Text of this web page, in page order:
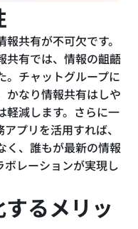
共有が不可欠です。
共有では、情報の齟齬
。チャットグループに
かなり情報共有はしや
軽減します。さらに一
プリを活用すれば、
く、誰もが最新の情報
ボレーションが実現し
るメリッ